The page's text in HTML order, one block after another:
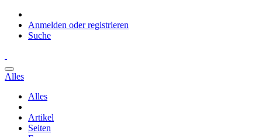
Anmelden oder registrieren
Suche
Alles
Alles
Artikel
Seiten